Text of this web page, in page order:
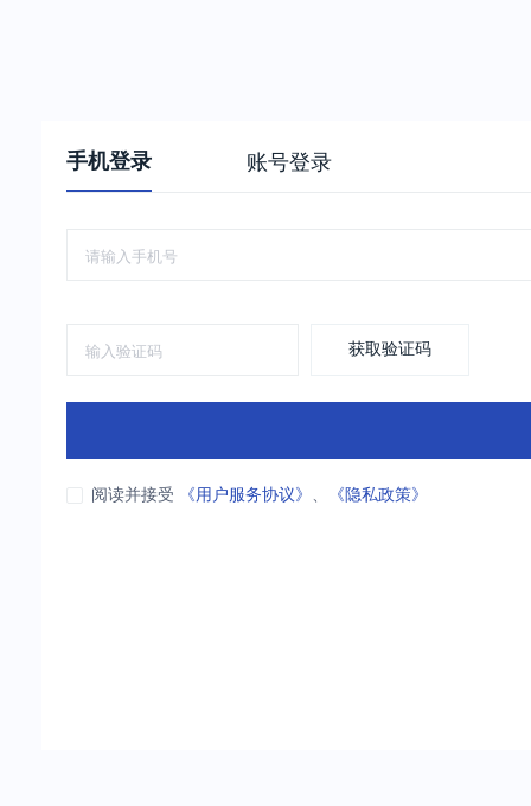
手机登录 账号登录
获取验证码
阅读并接受 《用户服务协议》 、 《隐私政策》